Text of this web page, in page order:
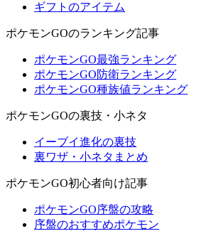
ギフトのアイテム
ポケモンGOのランキング記事
ポケモンGO最強ランキング
ポケモンGO防衛ランキング
ポケモンGO種族値ランキング
ポケモンGOの裏技・小ネタ
イーブイ進化の裏技
裏ワザ・小ネタまとめ
ポケモンGO初心者向け記事
ポケモンGO序盤の攻略
序盤のおすすめポケモン